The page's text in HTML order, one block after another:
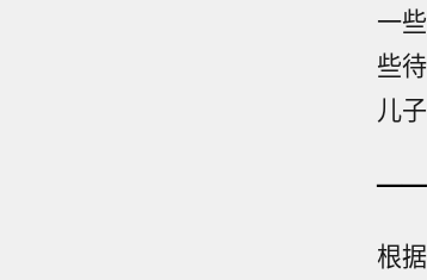
一
些
儿
——
根